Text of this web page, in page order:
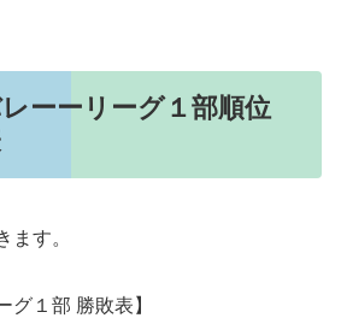
ーーリーグ１部順位
ます。
グ１部 勝敗表】